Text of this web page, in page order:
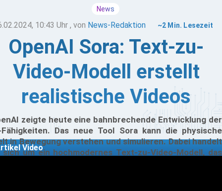
News
10:43 Uhr , von News-Redaktion ~2 Min. Lesezeit
OpenAI Sora: Text-zu-
Video-Modell erstellt
realistische Videos
zeigte heute eine bahnbrechende Entwicklung der
Fähigkeiten. Das neue Tool Sora kann die physische
in Bewegung verstehen und simulieren. Dabei handelt
sich um ein hochmodernes Text-zu-Video-Modell, das
Video